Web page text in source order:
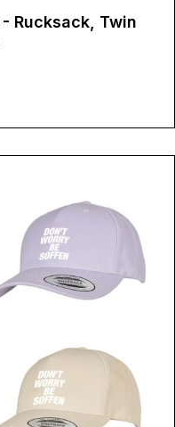
- Rucksack, Twin